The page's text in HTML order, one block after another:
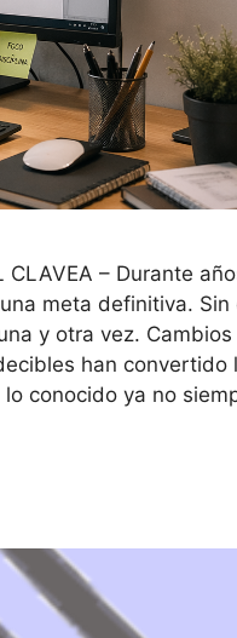
CLAVEA – Durante
meta definitiva. Sin
y otra vez.
han convertido
conocido ya no